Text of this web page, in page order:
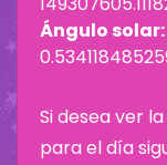
Ángulo solar:
Si desea ver
para el día